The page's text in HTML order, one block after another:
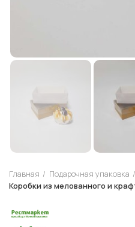
Главная Подарочная упаковка
Коробки из мелованного и